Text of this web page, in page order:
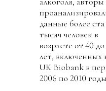
данные более ста
тысяч человек в
возрасте от 40
лет, включенных
UK Biobank в
2006 по 2010